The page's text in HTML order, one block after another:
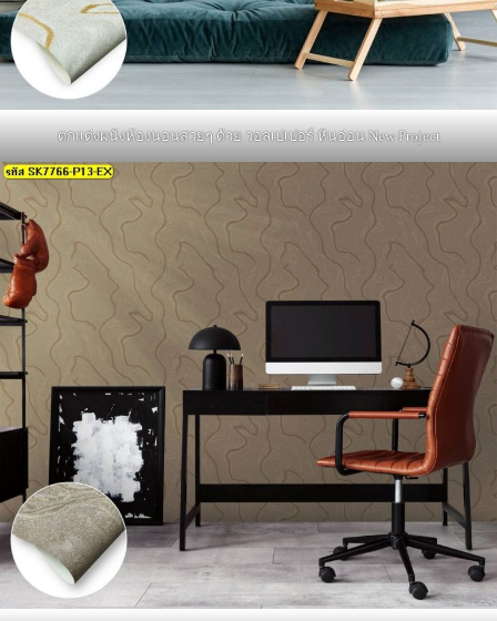
ตกแต่งผนังห้องนอนสวยๆ ด้วย วอลเปเปอร์ หินอ่อน New Project